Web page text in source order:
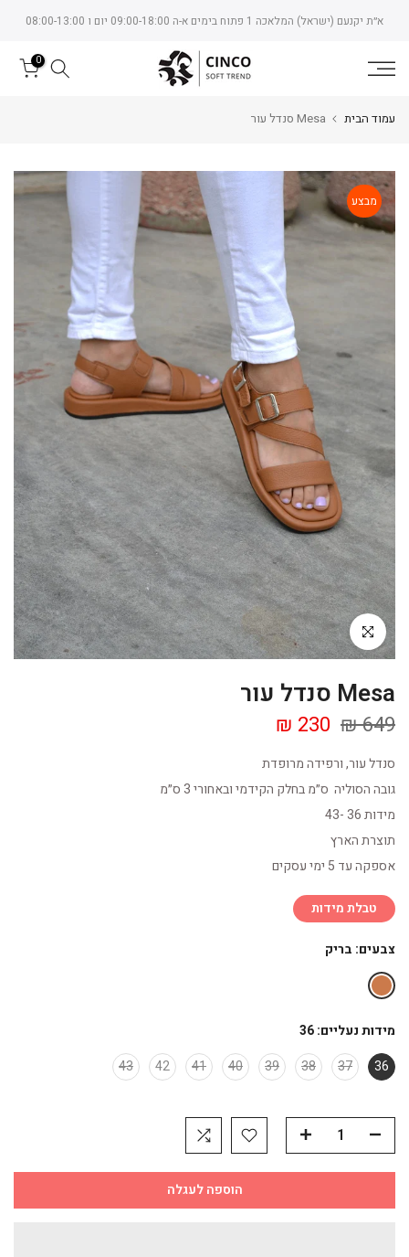
Skip
content
א״ת יקנעם (ישראל) המלאכה 1 פתוח בימים א-ה 09:00-18:00 יום ו 08:00-13:00
0
עמוד הבית Mesa סנדל עור
מבצע
Click to enlarge
Mesa סנדל עור
649 ₪
230 ₪
סנדל עור, ורפידה מרופדת
גובה הסוליה ס״מ בחלק הקידמי ובאחורי 3 ס״מ
מידות 36 -43
תוצרת הארץ
אספקה עד 5 ימי עסקים
טבלת מידות
צבעים: בריק
מידות נעליים:36
36
37
38
39
40
41
42
43
הוספה לעגלה